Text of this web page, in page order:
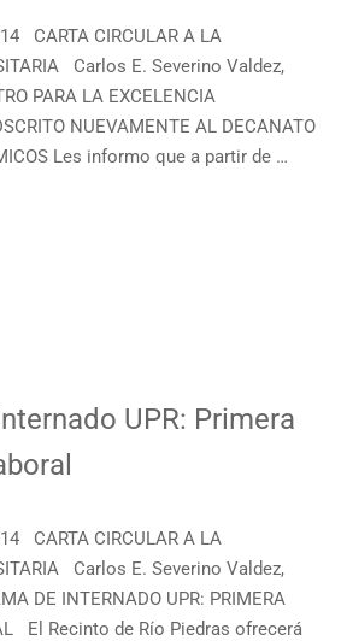
CARTA CIRCULAR A LA
Carlos E. Severino Valdez,
PARA LA EXCELENCIA
NUEVAMENTE AL DECANATO
Les informo que a partir de …
UPR: Primera
CARTA CIRCULAR A LA
Carlos E. Severino Valdez,
DE INTERNADO UPR: PRIMERA
El Recinto de Río Piedras ofrecerá